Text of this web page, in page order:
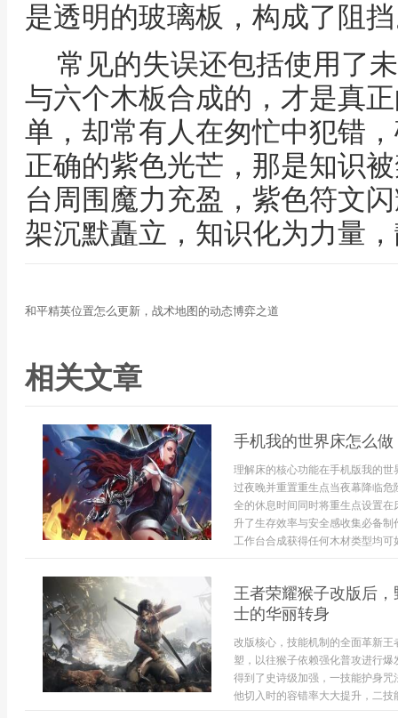
是透明的玻璃板，构成了阻
常见的失误还包括使用了
与六个木板合成的，才是真
单，却常有人在匆忙中犯错
正确的紫色光芒，那是知识
台周围魔力充盈，紫色符文
架沉默矗立，知识化为力量
和平精英位置怎么更新，战术地图的动态博弈之道
相关文章
手机我的世界床怎么
理解床的核心功能在手机版我的
过夜晚并重置重生点当夜幕降临
全的休息时间同时将重生点设置
升了生存效率与安全感收集必备
工作台合成获得任何木材类型均可
王者荣耀猴子改版后
士的华丽转身
改版核心，技能机制的全面革新
塑，以往猴子依赖强化普攻进行
得到了史诗级加强，一技能护身
他切入时的容错率大大提升，二